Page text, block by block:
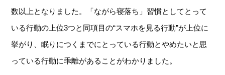
数以上となりました。「ながら寝落ち」習慣としてとって
いる行動の上位3つと同項目の“スマホを見る行動”が上位に
挙がり、眠りにつくまでにとっている行動とやめたいと思
っている行動に乖離があることがわかりました。